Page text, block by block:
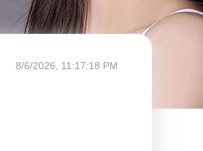
8/6/2026, 11:17:20 PM